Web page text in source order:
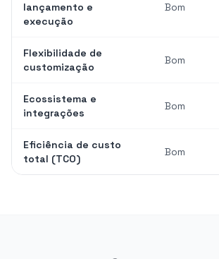
lançamento e
execução
Bom
Flexibilidade de
customização
Bom
Ecossistema e
integrações
Bom
Eficiência de custo
total (TCO)
Bom